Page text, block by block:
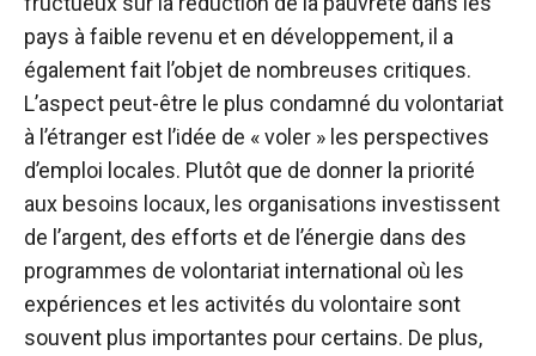
pays à faible revenu et en développement, il a
également fait l’objet de nombreuses critiques.
L’aspect peut-être le plus condamné du volontariat
à l’étranger est l’idée de « voler » les perspectives
d’emploi locales. Plutôt que de donner la priorité
aux besoins locaux, les organisations investissent
de l’argent, des efforts et de l’énergie dans des
programmes de volontariat international où les
expériences et les activités du volontaire sont
souvent plus importantes pour certains. De plus,